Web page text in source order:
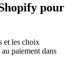
pour
et les choix
paiement dans